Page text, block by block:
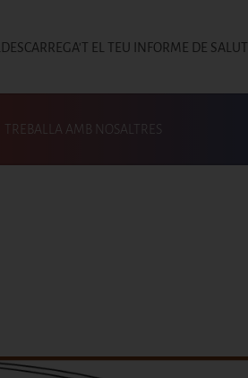
Top
DESCARREGA'T EL TEU INFORME DE SALUT
TREBALLA AMB NOSALTRES